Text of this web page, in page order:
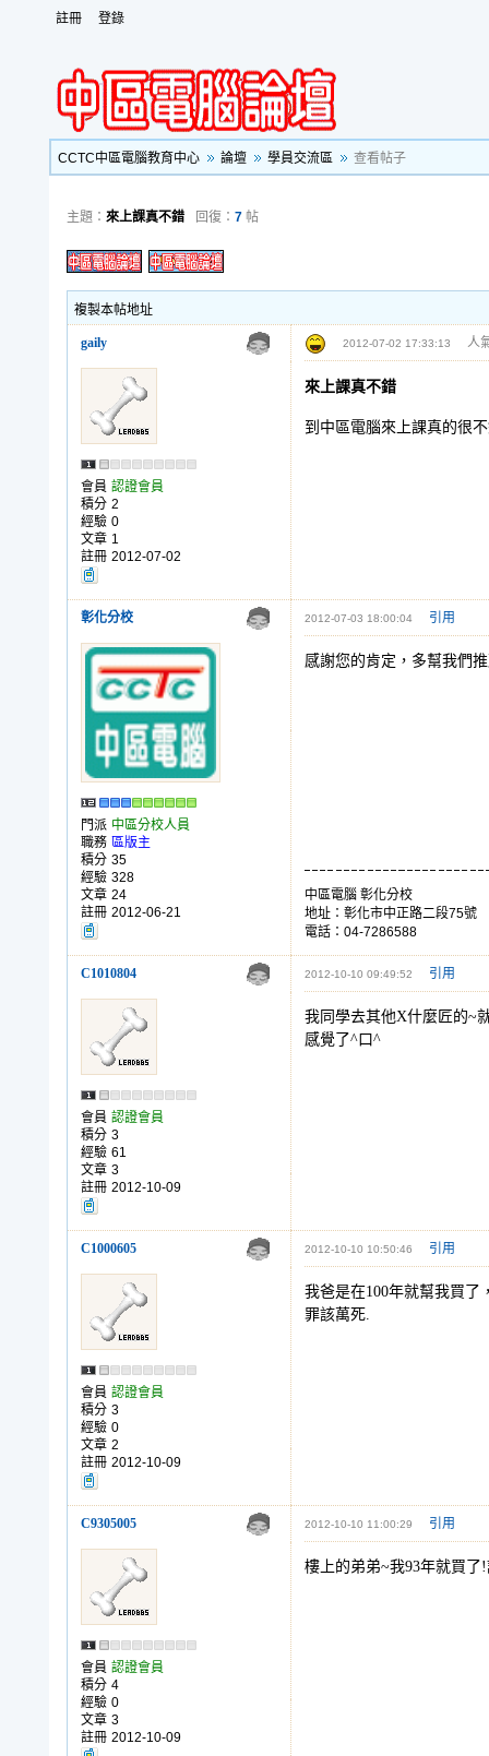
註冊 登錄
CCTC中區電腦教育中心 論壇 學員交流區 查看帖子
主題： 來上課真不錯 回復： 7 帖
複製本帖地址
gaily 2012-07-02 17:33:13 人
會員 認證會員
積分 2
經驗 0
文章 1
註冊 2012-07-02
來上課真不錯
到中區電腦來上課真的很
彰化分校 2012-07-03 18:00:04 引用
門派 中區分校人員
職務 區版主
積分 35
經驗 328
文章 24
註冊 2012-06-21
感謝您的肯定，多幫我們
中區電腦 彰化分校
地址：彰化市中正路二段75號
電話：04-7286588
C1010804 2012-10-10 09:49:52 引用
會員 認證會員
積分 3
經驗 61
文章 3
註冊 2012-10-09
我同學去其他X什麼匠的~
感覺了^口^
C1000605 2012-10-10 10:50:46 引用
會員 認證會員
積分 3
經驗 0
文章 2
註冊 2012-10-09
我爸是在100年就幫我買了
罪該萬死.
C9305005 2012-10-10 11:00:29 引用
會員 認證會員
積分 4
經驗 0
文章 3
註冊 2012-10-09
樓上的弟弟~我93年就買